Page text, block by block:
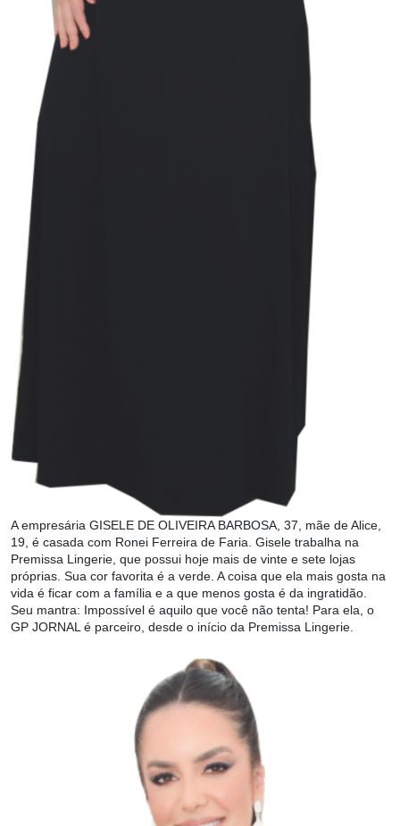
A empresária GISELE DE OLIVEIRA BARBOSA, 37, mãe de Alice,
19, é casada com Ronei Ferreira de Faria. Gisele trabalha na
Premissa Lingerie, que possui hoje mais de vinte e sete lojas
próprias. Sua cor favorita é a verde. A coisa que ela mais gosta na
vida é ficar com a família e a que menos gosta é da ingratidão.
Seu mantra: Impossível é aquilo que você não tenta! Para ela, o
GP JORNAL é parceiro, desde o início da Premissa Lingerie.